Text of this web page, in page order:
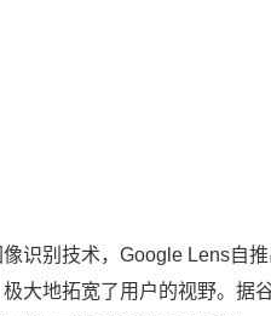
识别技术，Google Lens自
大地拓宽了用户的视野。据